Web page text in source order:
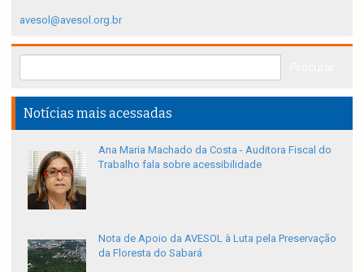
avesol@avesol.org.br
Notícias mais acessadas
Ana Maria Machado da Costa - Auditora Fiscal do
Trabalho fala sobre acessibilidade
Nota de Apoio da AVESOL à Luta pela Preservação
da Floresta do Sabará